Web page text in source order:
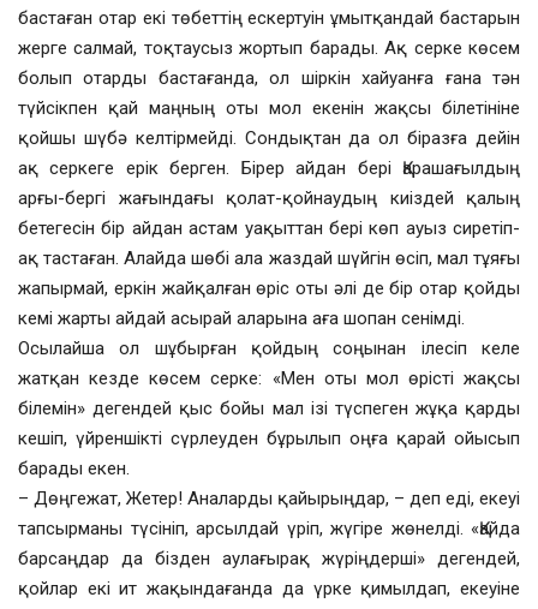
бастаған отар екі төбеттің ескертуін ұмытқандай бастарын
жерге салмай, тоқтаусыз жортып барады. Ақ серке көсем
болып отарды бастағанда, ол шіркін хайуанға ғана тән
түйсікпен қай маңның оты мол екенін жақсы білетініне
қойшы шүбә келтірмейді. Сондықтан да ол біразға дейін
ақ серкеге ерік берген. Бірер айдан бері Қарашағылдың
арғы-бергі жағындағы қолат-қойнаудың киіздей қалың
бетегесін бір айдан астам уақыттан бері көп ауыз сиретіп-
ақ тастаған. Алайда шөбі ала жаздай шүйгін өсіп, мал тұяғы
жапырмай, еркін жайқалған өріс оты әлі де бір отар қойды
кемі жарты айдай асырай аларына аға шопан сенімді.
Осылайша ол шұбырған қойдың соңынан ілесіп келе
жатқан кезде көсем серке: «Мен оты мол өрісті жақсы
білемін» дегендей қыс бойы мал ізі түспеген жұқа қарды
кешіп, үйреншікті сүрлеуден бұрылып оңға қарай ойысып
барады екен.
– Дөңгежат, Жетер! Аналарды қайырыңдар, – деп еді, екеуі
тапсырманы түсініп, арсылдай үріп, жүгіре жөнелді. «Қайда
барсаңдар да бізден аулағырақ жүріңдерші» дегендей,
қойлар екі ит жақындағанда да үрке қимылдап, екеуіне